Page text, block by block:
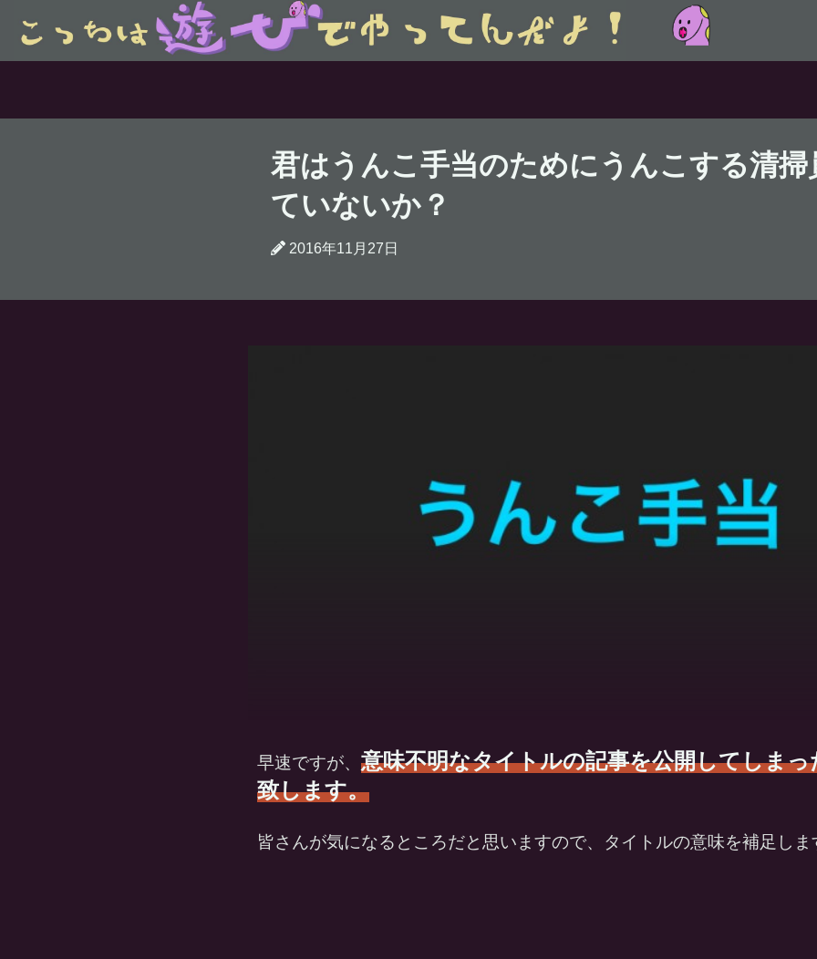
君はうんこ手当のためにうんこする清掃
ていないか？
2016年11月27日
早速ですが、 意味不明なタイトルの記事を公開してしま
致します。
皆さんが気になるところだと思いますので、タイトルの意味を補足しま